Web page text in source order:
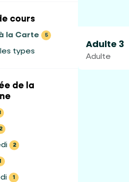
cours
la Carte 5
les types
de la
2
2
1
Adulte 3
Adulte